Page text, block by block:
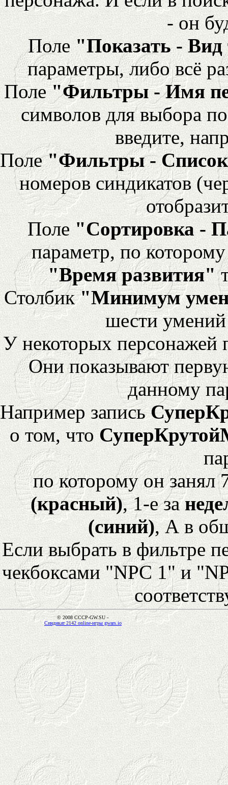
- он
Поле"Показать -
параметры, либо всё
Поле"Фильтры - Имя
символов для выбора
введите,
Поле"Фильтры - Список
номеров синдикатов
Поле "Сортировка -
параметр, по
"Время развития"
Столбик"Минимум
шести
У некоторых персонажей
Они показывают
данному
Например запись
о том, что
по которому он
(красный), 1-е за
(синий), А в
Если выбрать в фильтре
чекбоксами "NPC 1" и
© 2008 CCCP-GW.SU -
Синдикат 2142 online-игры gwars.io